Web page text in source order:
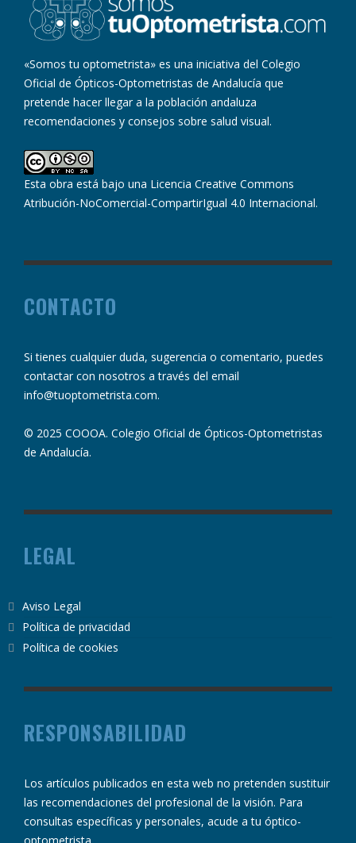
«Somos tu optometrista» es una iniciativa del Colegio
Oficial de Ópticos-Optometristas de Andalucía que
pretende hacer llegar a la población andaluza
recomendaciones y consejos sobre salud visual.
Esta obra está bajo una Licencia Creative Commons
Atribución-NoComercial-CompartirIgual 4.0 Internacional.
CONTACTO
Si tienes cualquier duda, sugerencia o comentario, puedes
contactar con nosotros a través del email
info@tuoptometrista.com.
© 2025 COOOA. Colegio Oficial de Ópticos-Optometristas
de Andalucía.
LEGAL
Aviso Legal
Política de privacidad
Política de cookies
RESPONSABILIDAD
Los artículos publicados en esta web no pretenden sustituir
las recomendaciones del profesional de la visión. Para
consultas específicas y personales, acude a tu óptico-